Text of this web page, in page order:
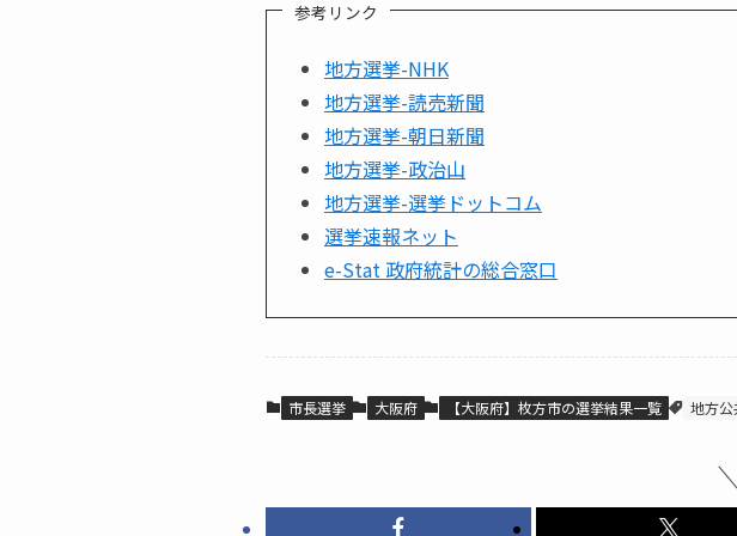
参考リンク
地方選挙-NHK
地方選挙-読売新聞
地方選挙-朝日新聞
地方選挙-政治山
地方選挙-選挙ドットコム
選挙速報ネット
e-Stat 政府統計の総合窓口
市長選挙 大阪府 【大阪府】枚方市の選挙結果一覧 地方